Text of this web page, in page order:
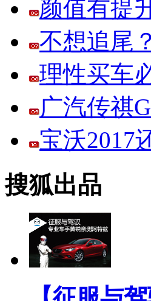
颜值有提
不想追尾
理性买车
广汽传祺
宝沃2017
搜狐出品